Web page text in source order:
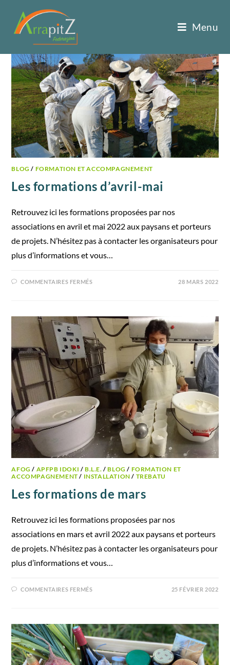
Menu
BLOG / FORMATION ET ACCOMPAGNEMENT
Les formations d’avril-mai
Retrouvez ici les formations proposées par nos
associations en avril et mai 2022 aux paysans et porteurs
de projets. N’hésitez pas à contacter les organisateurs pour
plus d’informations et vous…
COMMENTAIRES FERMÉS 28 MARS 2022
AFOG / APFPB IDOKI /B.L.E. /BLOG / FORMATION ET
ACCOMPAGNEMENT / INSTALLATION / TREBATU
Les formations de mars
Retrouvez ici les formations proposées par nos
associations en mars et avril 2022 aux paysans et porteurs
de projets. N’hésitez pas à contacter les organisateurs pour
plus d’informations et vous…
COMMENTAIRES FERMÉS 25 FÉVRIER 2022